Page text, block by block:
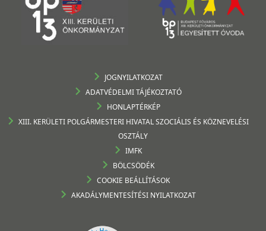
JOGNYILATKOZAT
ADATVÉDELMI TÁJÉKOZTATÓ
HONLAPTÉRKÉP
XIII. KERÜLETI POLGÁRMESTERI HIVATAL SZOCIÁLIS ÉS KÖZNEVELÉSI
OSZTÁLY
IMFK
BÖLCSÖDÉK
COOKIE BEÁLLÍTÁSOK
AKADÁLYMENTESÍTÉSI NYILATKOZAT